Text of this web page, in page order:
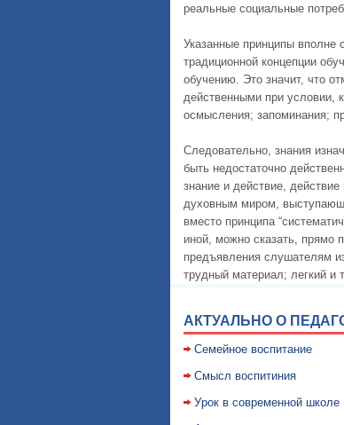
реальные социальные
Указанные принципы вполне
традиционной концепции
обучению. Это значит, что
действенными при условии,
осмысления; запоминания;
Следовательно, знания
быть недостаточно
знание и действие,
духовным миром,
вместо принципа
иной, можно сказать, прямо
предъявления слушателям
трудный материал; легкий и
АКТУАЛЬНО О
Семейное воспитание
Смысл воспитиния
Уpок в совpеменной школе